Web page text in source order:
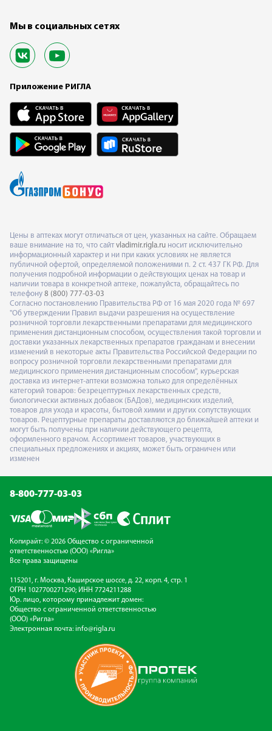
Мы в социальных сетях
Приложение РИГЛА
Цены в аптеках могут отличаться от цен, указанных на сайте. Обращаем
ваше внимание на то, что сайт vladimir.rigla.ru носит исключительно
информационный характер и ни при каких условиях не является
публичной офертой, определяемой положениями п. 2 ст. 437 ГК РФ. Для
получения подробной информации о действующих ценах на товар и
наличии товара в конкретной аптеке, пожалуйста, обращайтесь по
телефону 8 (800) 777-03-03
Согласно постановлению Правительства РФ от 16 мая 2020 года № 697
"Об утверждении Правил выдачи разрешения на осуществление
розничной торговли лекарственными препаратами для медицинского
применения дистанционным способом, осуществления такой торговли и
доставки указанных лекарственных препаратов гражданам и внесении
изменений в некоторые акты Правительства Российской Федерации по
вопросу розничной торговли лекарственными препаратами для
медицинского применения дистанционным способом", курьерская
доставка из интернет-аптеки возможна только для определённых
категорий товаров: безрецептурных лекарственных средств,
биологически активных добавок (БАДов), медицинских изделий,
товаров для ухода и красоты, бытовой химии и других сопутствующих
товаров. Рецептурные препараты доставляются до ближайшей аптеки и
могут быть получены при наличии действующего рецепта,
оформленного врачом. Ассортимент товаров, участвующих в
специальных предложениях и акциях, может быть ограничен или
изменен
8-800-777-03-03
Копирайт: © 2026 Общество с ограниченной
ответственностью (ООО) «Ригла»
Все права защищены
115201, г. Москва, Каширское шоссе, д. 22, корп. 4, стр. 1
ОГРН 1027700271290; ИНН 7724211288
Юр. лицо, которому принадлежит домен:
Общество с ограниченной ответственностью
(ООО) «Ригла»
Электронная почта: info@rigla.ru